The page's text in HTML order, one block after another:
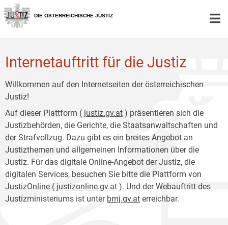
Zur
Hauptnavigation
[1]
Zum
Inhalt
[2]
DIE ÖSTERREICHISCHE JUSTIZ
Internetauftritt für die Justiz
Willkommen auf den Internetseiten der österreichischen
Justiz!
Auf dieser Plattform ( justiz.gv.at ) präsentieren sich die
Justizbehörden, die Gerichte, die Staatsanwaltschaften und
der Strafvollzug. Dazu gibt es ein breites Angebot an
Justizthemen und allgemeinen Informationen über die
Justiz. Für das digitale Online-Angebot der Justiz, die
digitalen Services, besuchen Sie bitte die Plattform von
JustizOnline ( justizonline.gv.at ). Und der Webauftritt des
Justizministeriums ist unter bmj.gv.at erreichbar.